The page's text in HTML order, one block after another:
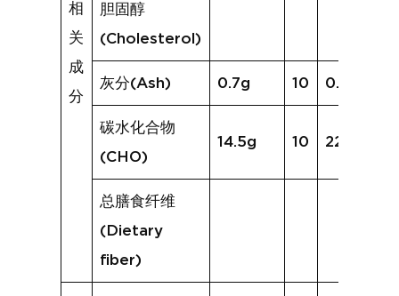
相
关
成
分
胆固醇
(Cholesterol)
灰分(Ash) 0.7g 10 0.9g
碳水化合物
(CHO)
14.5g 10 22.9g
总膳食纤维
(Dietary
fiber)